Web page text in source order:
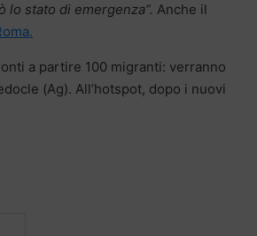
lo stato di emergenza”. Anche il
a partire 100 migranti: verranno
(Ag). All’hotspot, dopo i nuovi